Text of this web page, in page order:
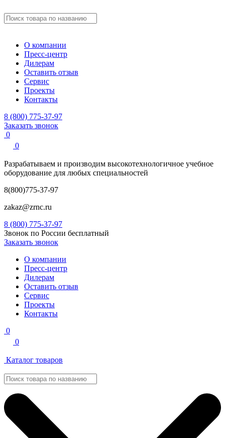
О компании
Пресс-центр
Дилерам
Оставить отзыв
Сервис
Проекты
Контакты
8 (800) 775-37-97
Заказать звонок
0
0
Разрабатываем и производим высокотехнологичное учебное
оборудование для любых специальностей
8(800)775-37-97
zakaz@zrnc.ru
8 (800) 775-37-97
Звонок по России бесплатный
Заказать звонок
О компании
Пресс-центр
Дилерам
Оставить отзыв
Сервис
Проекты
Контакты
0
0
Каталог товаров